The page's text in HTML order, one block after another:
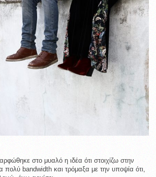
στο μυαλό η ιδέα ότι στοιχίζω στην
bandwidth και τρόμαξα με την υποψία ότι,